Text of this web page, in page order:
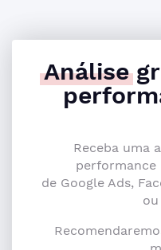
Análise
Receba uma
performance
de Google Ads,
ou